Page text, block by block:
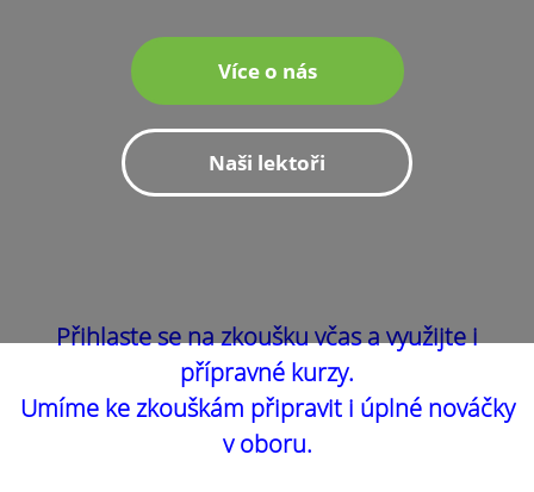
Více o nás
Naši lektoři
Přihlaste se na zkoušku včas a využijte i
přípravné kurzy.
Umíme ke zkouškám připravit i úplné nováčky
v oboru.